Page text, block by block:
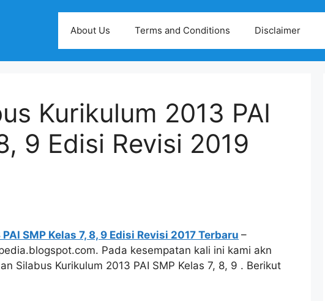
About Us Terms and Conditions Disclaimer
Kurikulum 2013 PAI
9 Edisi Revisi 2019
SMP Kelas 7, 8, 9 Edisi Revisi 2017 Terbaru –
Pada kesempatan kali ini kami akn
Silabus Kurikulum 2013 PAI SMP Kelas 7, 8, 9 . Berikut